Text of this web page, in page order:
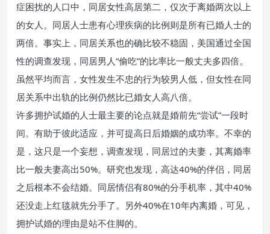
症困扰的人口中，同居女性高居第二，仅次于离婚两次以上
的女人。同居人士患有心理疾病的比例则是所有已婚人士的
两倍。事实上，同居关系也的确比较不稳固，美国通过全国
性的调查发现，同居男人“偷吃”的比率比一般丈夫多四倍。
虽然平均而言，女性发生不忠的行为较男人低，但女性在同
居关系中出轨的比例仍然比已婚女人高八倍。
许多拥护试婚的人士最主要的论点就是婚前先“尝试”一段时
间。有助于彼此适应，并可提高日后婚姻的成功率。不幸的
是，这只是一个妄想，调查发现，同居过的夫妻，其离婚率
比一般夫妻高出50%。研究也发现，高达40%的伴侣，同居
之后根本不会结婚。同居情侣有80%的分手机率，其中40%
还没走上红毯就先分手了。另外40%在10年内离婚，可见，
拥护试婚的理由是站不住脚的。